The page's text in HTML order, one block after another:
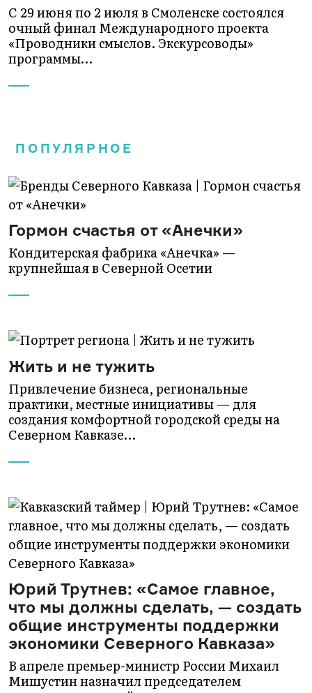
С 29 июня по 2 июля в Смоленске состоялся
очный финал Международного проекта
«Проводники смыслов. Экскурсоводы»
программы…
ПОПУЛЯРНОЕ
Гормон счастья от «Анечки»
Кондитерская фабрика «Анечка» —
крупнейшая в Северной Осетии
Жить и не тужить
Привлечение бизнеса, региональные
практики, местные инициативы — для
создания комфортной городской среды на
Северном Кавказе…
Юрий Трутнев: «Самое главное,
что мы должны сделать, — создать
общие инструменты поддержки
экономики Северного Кавказа»
В апреле премьер-министр России Михаил
Мишустин назначил председателем